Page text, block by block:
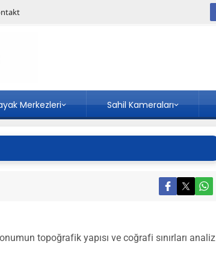
Merkezleri Sahil Kameraları
topoğrafik yapısı ve coğrafi sınırları analiz